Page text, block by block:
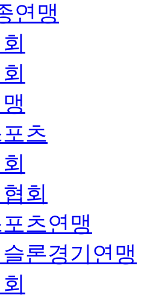
연맹
츠
회
츠연맹
론경기연맹